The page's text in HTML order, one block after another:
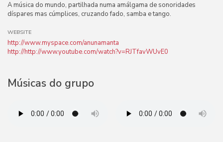
A música do mundo, partilhada numa amálgama de sonoridades
díspares mas cúmplices, cruzando fado, samba e tango.
WEBSITE
http://www.myspace.com/anunamanta
http://http://www.youtube.com/watch?v=RJTfavWUvE0
Músicas do grupo